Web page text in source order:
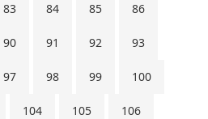
83 84 85 86
90 91 92 93
97 98 99 100
104 105 106